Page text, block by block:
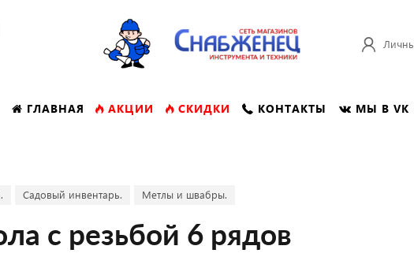
ГЛАВНАЯ АКЦИИ СКИДКИ КОНТАКТЫ МЫ В VK
Садовый инвентарь. Метлы и швабры.
с резьбой 6 рядов